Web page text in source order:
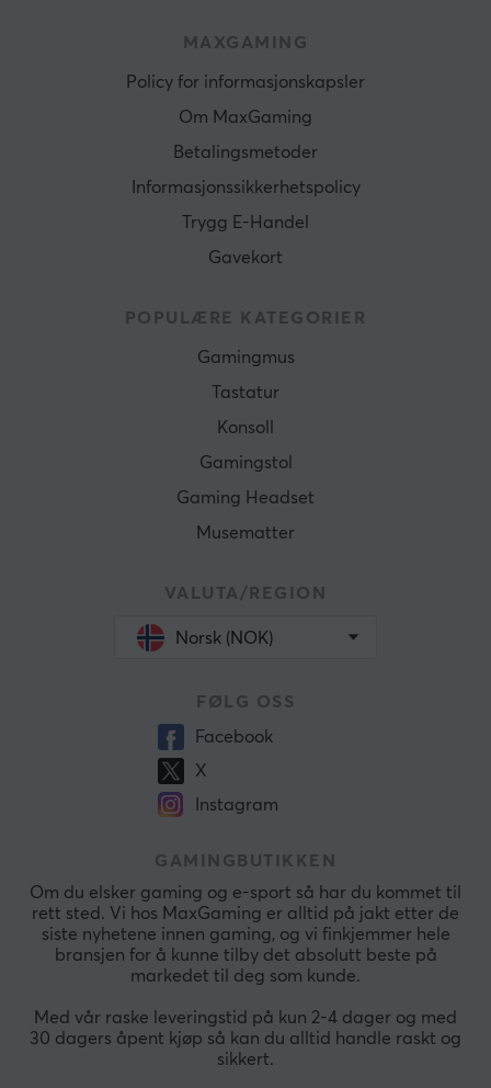
MAXGAMING
Policy for informasjonskapsler
Om MaxGaming
Betalingsmetoder
Informasjonssikkerhetspolicy
Trygg E-Handel
Gavekort
POPULÆRE KATEGORIER
Gamingmus
Tastatur
Konsoll
Gamingstol
Gaming Headset
Musematter
VALUTA/REGION
Norsk (NOK)
FØLG OSS
Facebook
X
Instagram
GAMINGBUTIKKEN
Om du elsker gaming og e-sport så har du kommet til
rett sted. Vi hos MaxGaming er alltid på jakt etter de
siste nyhetene innen gaming, og vi finkjemmer hele
bransjen for å kunne tilby det absolutt beste på
markedet til deg som kunde.
Med vår raske leveringstid på kun 2-4 dager og med
30 dagers åpent kjøp så kan du alltid handle raskt og
sikkert.